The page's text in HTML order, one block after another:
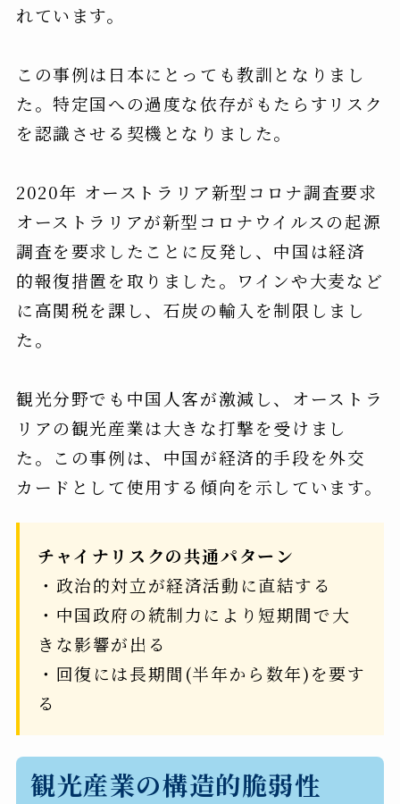
れています。
この事例は日本にとっても教訓となりまし
た。特定国への過度な依存がもたらすリスク
を認識させる契機となりました。
2020年 オーストラリア新型コロナ調査要求
オーストラリアが新型コロナウイルスの起源
調査を要求したことに反発し、中国は経済
的報復措置を取りました。ワインや大麦など
に高関税を課し、石炭の輸入を制限しまし
た。
観光分野でも中国人客が激減し、オーストラ
リアの観光産業は大きな打撃を受けまし
た。この事例は、中国が経済的手段を外交
カードとして使用する傾向を示しています。
チャイナリスクの共通パターン
・政治的対立が経済活動に直結する
・中国政府の統制力により短期間で大
きな影響が出る
・回復には長期間(半年から数年)を要す
る
観光産業の構造的脆弱性